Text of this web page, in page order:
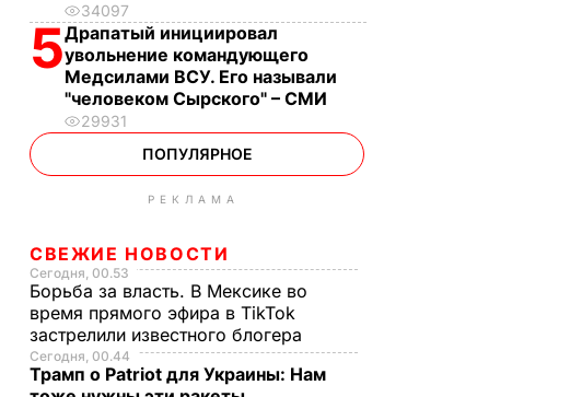
34097
5Драпатый инициировал
увольнение командующего
Медсилами ВСУ. Его называли
"человеком Сырского" – СМИ
29931
ПОПУЛЯРНОЕ
РЕКЛАМА
СВЕЖИЕ НОВОСТИ
Сегодня, 00.53
Борьба за власть. В Мексике во
время прямого эфира в TikTok
застрелили известного блогера
Сегодня, 00.44
Трамп о Patriot для Украины: Нам